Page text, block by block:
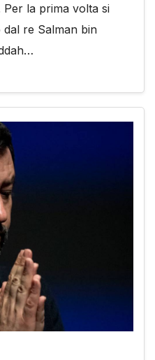
la prima volta si
re Salman bin